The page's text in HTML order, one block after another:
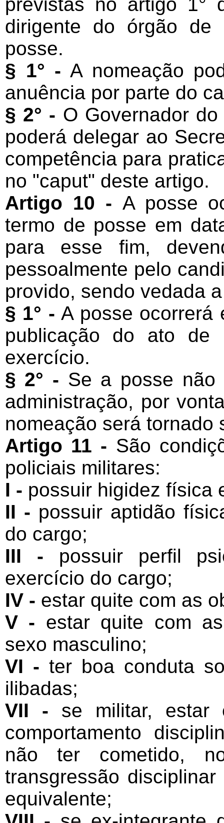
dirigente do órgão
posse.
§ 1° - A nomeação
anuência por parte do
§ 2° - O Governador
poderá delegar ao
competência para
no "caput" deste artigo.
Artigo 10 - A posse
termo de posse em
para esse fim,
pessoalmente pelo
provido, sendo vedada
§ 1° - A posse ocorrerá
publicação do ato de
exercício.
§ 2° - Se a posse
administração, por
nomeação será tornado
Artigo 11 - São
policiais militares:
I - possuir higidez física
II - possuir aptidão
do cargo;
III - possuir perfil
exercício do cargo;
IV - estar quite com as
V - estar quite com
sexo masculino;
VI - ter boa conduta
ilibadas;
VII - se militar, estar
comportamento
não ter cometido,
transgressão
equivalente;